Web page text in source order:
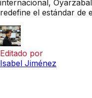
internacional,
redefine el estándar de
Editado por
Isabel Jiménez